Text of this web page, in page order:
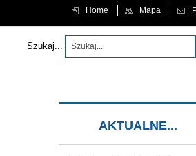
… aby każdy, kto w Niego wierzy, nie zginął,
Home Mapa
Szukaj...
AKTUALNE...